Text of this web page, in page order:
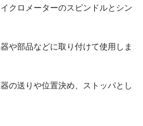
クロメーターのスピンドルとシン
や部品などに取り付けて使用しま
の送りや位置決め、ストッパとし